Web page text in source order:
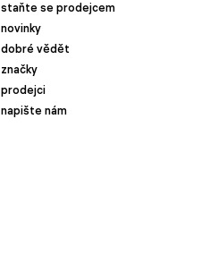
staňte se prodejcem
novinky
dobré vědět
značky
prodejci
napište nám